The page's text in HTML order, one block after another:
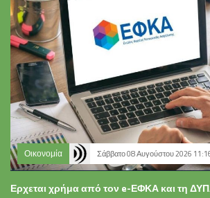
Οικονομία Σάββατο 08 Αυγούστου 2026
Ερχεται χρήμα από τον e-ΕΦΚΑ και τη